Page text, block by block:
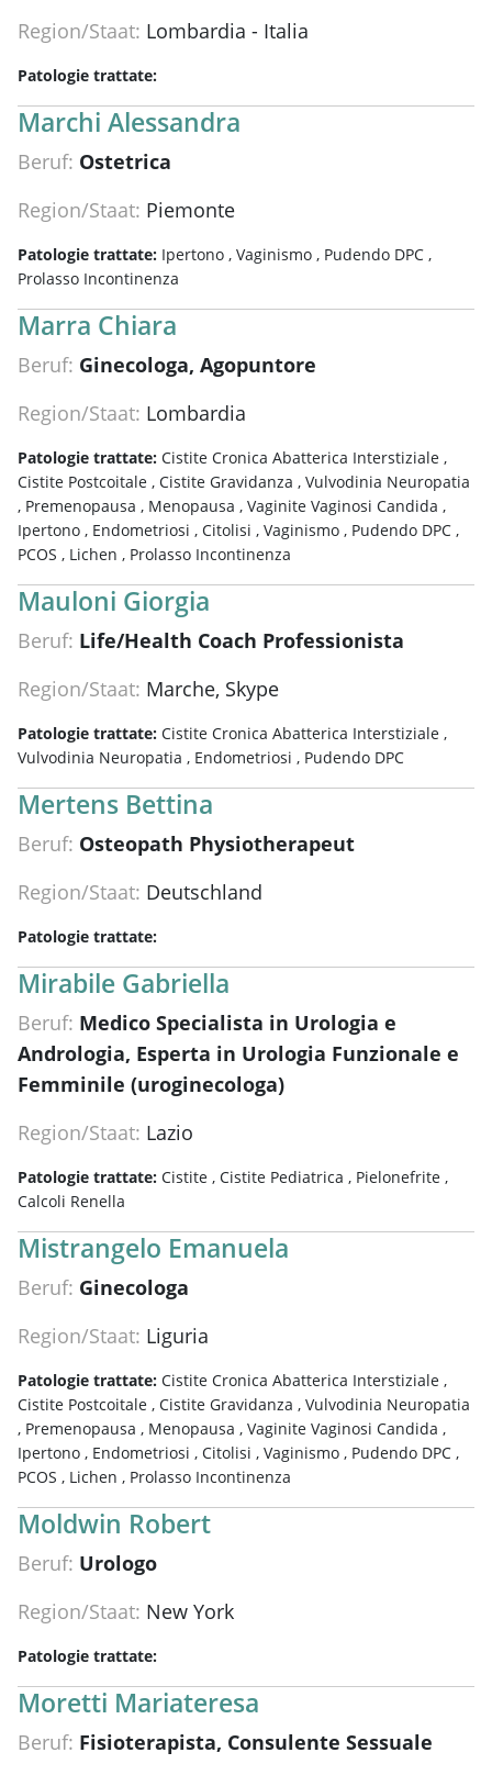
Region/Staat: Lombardia - Italia
Patologie trattate:
Marchi Alessandra
Beruf: Ostetrica
Region/Staat: Piemonte
Patologie trattate: Ipertono , Vaginismo , Pudendo DPC ,
Prolasso Incontinenza
Marra Chiara
Beruf: Ginecologa, Agopuntore
Region/Staat: Lombardia
Patologie trattate: Cistite Cronica Abatterica Interstiziale ,
Cistite Postcoitale , Cistite Gravidanza , Vulvodinia Neuropatia
, Premenopausa , Menopausa , Vaginite Vaginosi Candida ,
Ipertono , Endometriosi , Citolisi , Vaginismo , Pudendo DPC ,
PCOS , Lichen , Prolasso Incontinenza
Mauloni Giorgia
Beruf: Life/Health Coach Professionista
Region/Staat: Marche, Skype
Patologie trattate: Cistite Cronica Abatterica Interstiziale ,
Vulvodinia Neuropatia , Endometriosi , Pudendo DPC
Mertens Bettina
Beruf: Osteopath Physiotherapeut
Region/Staat: Deutschland
Patologie trattate:
Mirabile Gabriella
Beruf: Medico Specialista in Urologia e
Andrologia, Esperta in Urologia Funzionale e
Femminile (uroginecologa)
Region/Staat: Lazio
Patologie trattate: Cistite , Cistite Pediatrica , Pielonefrite ,
Calcoli Renella
Mistrangelo Emanuela
Beruf: Ginecologa
Region/Staat: Liguria
Patologie trattate: Cistite Cronica Abatterica Interstiziale ,
Cistite Postcoitale , Cistite Gravidanza , Vulvodinia Neuropatia
, Premenopausa , Menopausa , Vaginite Vaginosi Candida ,
Ipertono , Endometriosi , Citolisi , Vaginismo , Pudendo DPC ,
PCOS , Lichen , Prolasso Incontinenza
Moldwin Robert
Beruf: Urologo
Region/Staat: New York
Patologie trattate:
Moretti Mariateresa
Beruf: Fisioterapista, Consulente Sessuale